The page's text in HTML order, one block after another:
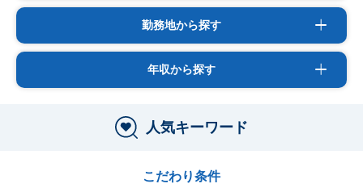
勤務地から探す
年収から探す
人気キーワード
こだわり条件